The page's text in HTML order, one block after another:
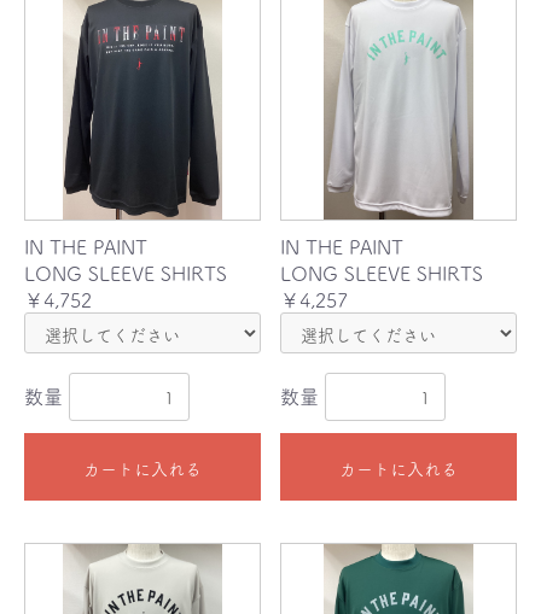
IN THE PAINT
LONG SLEEVE SHIRTS
￥4,752
数量
カートに入れる
IN THE PAINT
LONG SLEEVE SHIRTS
￥4,257
数量
カートに入れる
お買い物を続ける カートへ進む